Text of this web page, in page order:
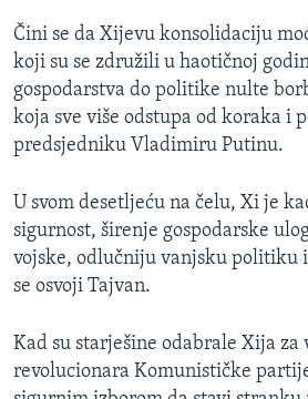
Čini se da Xijevu konsolidaciju
koji su se združili u haotičnoj
gospodarstva do politike nulte
koja sve više odstupa od koraka i
predsjedniku Vladimiru Putinu.
U svom desetljeću na čelu, Xi je
sigurnost, širenje gospodarske
vojske, odlučniju vanjsku politiku
se osvoji Tajvan.
Kad su starješine odabrale Xija za
revolucionara Komunističke